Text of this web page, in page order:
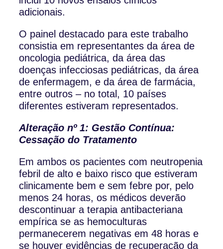
adicionais.
O painel destacado para este trabalho
consistia em representantes da área de
oncologia pediátrica, da área das
doenças infecciosas pediátricas, da área
de enfermagem, e da área de farmácia,
entre outros – no total, 10 países
diferentes estiveram representados.
Alteração nº 1: Gestão Contínua:
Cessação do Tratamento
Em ambos os pacientes com neutropenia
febril de alto e baixo risco que estiveram
clinicamente bem e sem febre por, pelo
menos 24 horas, os médicos deverão
descontinuar a terapia antibacteriana
empírica se as hemoculturas
permanecerem negativas em 48 horas e
se houver evidências de recuperação da